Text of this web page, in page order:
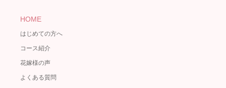
HOME
はじめての方へ
コース紹介
花嫁様の声
よくある質問